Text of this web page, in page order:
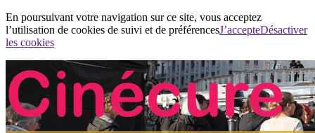
En poursuivant votre navigation sur ce site, vous acceptez
l’utilisation de cookies de suivi et de préférencesJ’accepteDésactiver
les cookies